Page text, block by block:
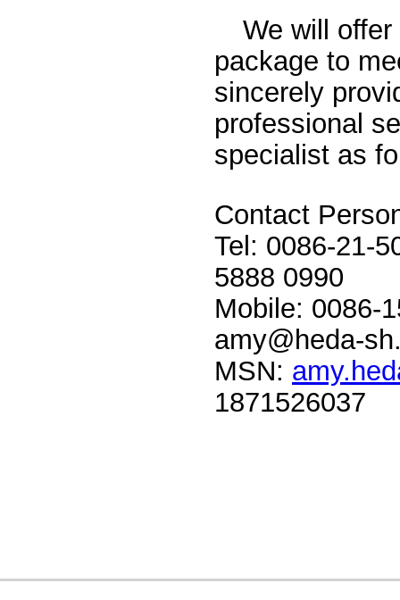
We will
package to
sincerely
professional
specialist as
Contact
Tel: 0086-21-
5888 0990
Mobile: 0086-
amy@heda-
MSN:
1871526037